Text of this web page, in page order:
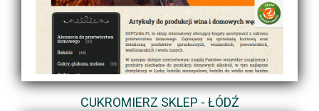
CUKROMIERZ SKLEP - ŁÓDŹ